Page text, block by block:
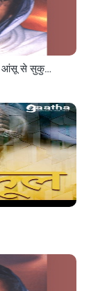
Thulakte aanshu se sukumar (ढुलकते आंसू से सुकुमार)